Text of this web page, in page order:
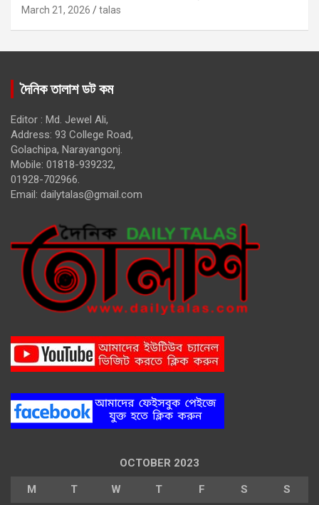
March 21, 2026 talas
দৈনিক তালাশ ডট কম
Editor : Md. Jewel Ali,
Address: 93 College Road,
Golachipa, Narayangonj.
Mobile: 01818-939232,
01928-702966.
Email: dailytalas@gmail.com
OCTOBER 2023
M T W T F S S